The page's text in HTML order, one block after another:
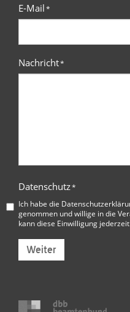
E-Mail*
Nachricht*
Datenschutz*
Ich habe die
genommen und willige in die
kann diese Einwilligung
Weiter